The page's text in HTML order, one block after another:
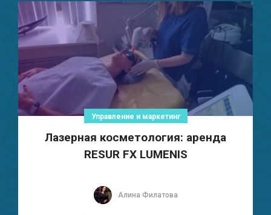
Управление и маркетинг
Лазерная косметология: аренда
RESUR FX LUMENIS
Алина Филатова